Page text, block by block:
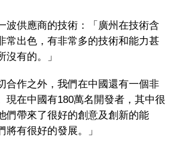
波供應商的技術：「廣州在技術含
常出色，有非常多的技術和能力甚
沒有的。」
合作之外，我們在中國還有一個非
現在中國有180萬名開發者，其中很
們帶來了很好的創意及創新的能
有很好的發展。」